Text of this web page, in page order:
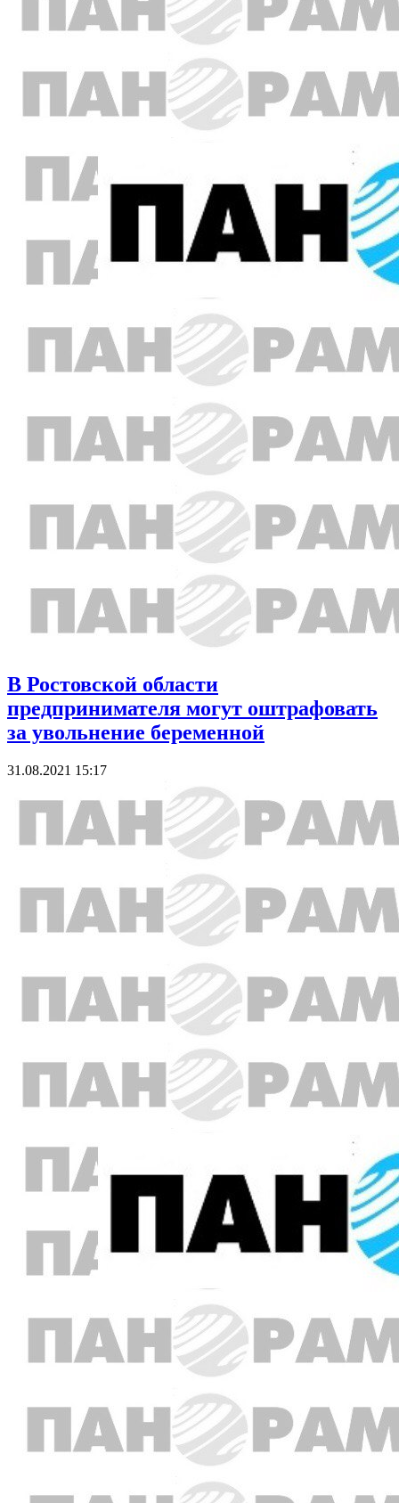
В Ростовской области
предпринимателя могут оштрафовать
за увольнение беременной
31.08.2021 15:17